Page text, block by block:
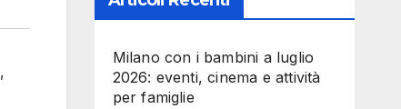
,
Milano con i bambini a luglio
2026: eventi, cinema e attività
per famiglie